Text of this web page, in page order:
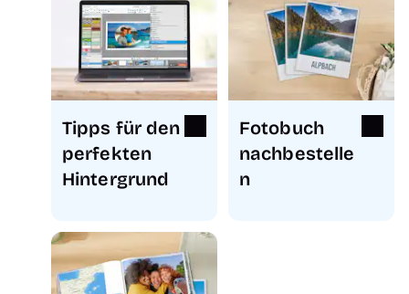
Tipps für den
perfekten
Hintergrund
Fotobuch
nachbestelle
n